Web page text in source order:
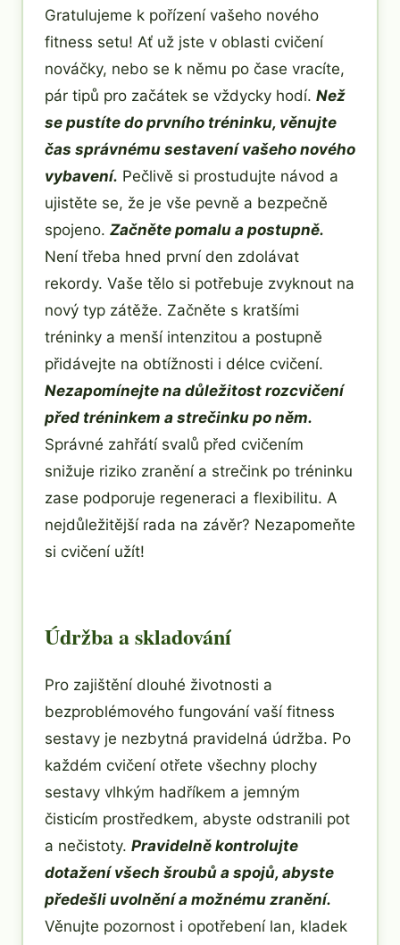
Gratulujeme k pořízení vašeho nového
fitness setu! Ať už jste v oblasti cvičení
nováčky, nebo se k němu po čase vracíte,
pár tipů pro začátek se vždycky hodí. Než
se pustíte do prvního tréninku, věnujte
čas správnému sestavení vašeho nového
vybavení. Pečlivě si prostudujte návod a
ujistěte se, že je vše pevně a bezpečně
spojeno. Začněte pomalu a postupně.
Není třeba hned první den zdolávat
rekordy. Vaše tělo si potřebuje zvyknout na
nový typ zátěže. Začněte s kratšími
tréninky a menší intenzitou a postupně
přidávejte na obtížnosti i délce cvičení.
Nezapomínejte na důležitost rozcvičení
před tréninkem a strečinku po něm.
Správné zahřátí svalů před cvičením
snižuje riziko zranění a strečink po tréninku
zase podporuje regeneraci a flexibilitu. A
nejdůležitější rada na závěr? Nezapomeňte
si cvičení užít!
Údržba a skladování
Pro zajištění dlouhé životnosti a
bezproblémového fungování vaší fitness
sestavy je nezbytná pravidelná údržba. Po
každém cvičení otřete všechny plochy
sestavy vlhkým hadříkem a jemným
čisticím prostředkem, abyste odstranili pot
a nečistoty. Pravidelně kontrolujte
dotažení všech šroubů a spojů, abyste
předešli uvolnění a možnému zranění.
Věnujte pozornost i opotřebení lan, kladek